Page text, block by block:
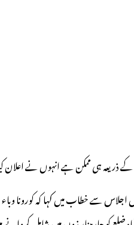
ذریعہ ہی ممکن ہے انہوں نے اعلان
اجلاس سے خطاب میں کہا کہ کورونا